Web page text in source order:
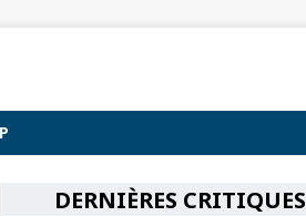
DERNIÈRES CRITIQUES